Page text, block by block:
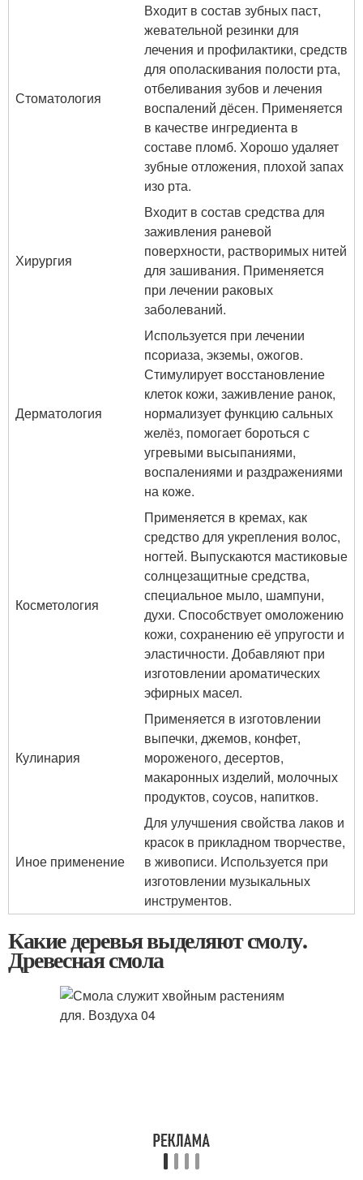
Стоматология
Входит в состав зубных паст,
жевательной резинки для
лечения и профилактики, средств
для ополаскивания полости рта,
отбеливания зубов и лечения
воспалений дёсен. Применяется
в качестве ингредиента в
составе пломб. Хорошо удаляет
зубные отложения, плохой запах
изо рта.
Хирургия
Входит в состав средства для
заживления раневой
поверхности, растворимых нитей
для зашивания. Применяется
при лечении раковых
заболеваний.
Дерматология
Используется при лечении
псориаза, экземы, ожогов.
Стимулирует восстановление
клеток кожи, заживление ранок,
нормализует функцию сальных
желёз, помогает бороться с
угревыми высыпаниями,
воспалениями и раздражениями
на коже.
Косметология
Применяется в кремах, как
средство для укрепления волос,
ногтей. Выпускаются мастиковые
солнцезащитные средства,
специальное мыло, шампуни,
духи. Способствует омоложению
кожи, сохранению её упругости и
эластичности. Добавляют при
изготовлении ароматических
эфирных масел.
Кулинария
Применяется в изготовлении
выпечки, джемов, конфет,
мороженого, десертов,
макаронных изделий, молочных
продуктов, соусов, напитков.
Иное применение
Для улучшения свойства лаков и
красок в прикладном творчестве,
в живописи. Используется при
изготовлении музыкальных
инструментов.
Какие деревья выделяют смолу.
Древесная смола